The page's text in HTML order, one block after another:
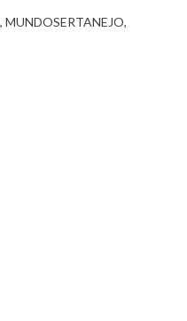
MUNDOSERTANEJO